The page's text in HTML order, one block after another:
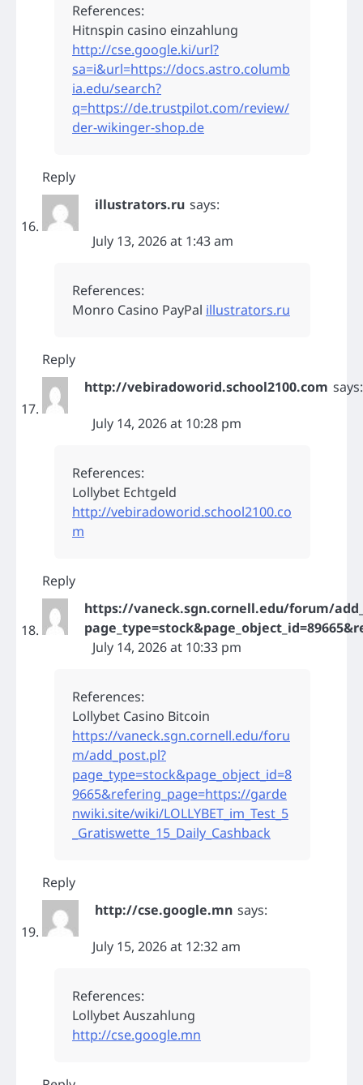
References:
Hitnspin casino einzahlung
http://cse.google.ki/url?
sa=i&url=https://docs.astro.columb
ia.edu/search?
q=https://de.trustpilot.com/review/
der-wikinger-shop.de
Reply
illustrators.ru says:
July 13, 2026 at 1:43 am
References:
Monro Casino PayPal illustrators.ru
Reply
http://vebiradoworid.school2100.com says:
July 14, 2026 at 10:28 pm
References:
Lollybet Echtgeld
http://vebiradoworid.school2100.co
m
Reply
https://vaneck.sgn.cornell.edu/forum/
July 14, 2026 at 10:33 pm
References:
Lollybet Casino Bitcoin
https://vaneck.sgn.cornell.edu/foru
m/add_post.pl?
page_type=stock&page_object_id=8
9665&refering_page=https://garde
nwiki.site/wiki/LOLLYBET_im_Test_5
_Gratiswette_15_Daily_Cashback
Reply
http://cse.google.mn says:
July 15, 2026 at 12:32 am
References:
Lollybet Auszahlung
http://cse.google.mn